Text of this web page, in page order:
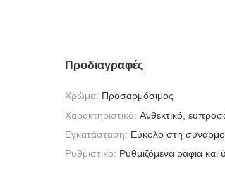
Προδιαγραφές
Χρώμα: Προσαρμόσιμος
Χαρακτηριστικά: Ανθεκτικό,
Εγκατάσταση: Εύκολο στη
Ρυθμιστικό: Ρυθμιζόμενα ράφια και